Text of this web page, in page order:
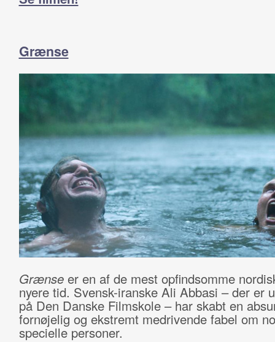
Grænse
Grænseer en af de mest opfindsomme
nyere tid. Svensk-iranske Ali Abbasi – der er
på Den Danske Filmskole – har skabt en
fornøjelig og ekstremt medrivende fabel om
specielle personer.